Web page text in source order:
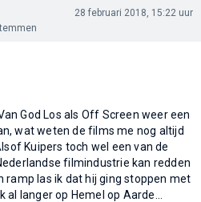
28 februari 2018, 15:22 uur
God Los als Off Screen weer een
wat weten de films me nog altijd
Kuipers toch wel een van de
filmindustrie kan redden
ramp las ik dat hij ging stoppen met
langer op Hemel op Aarde...